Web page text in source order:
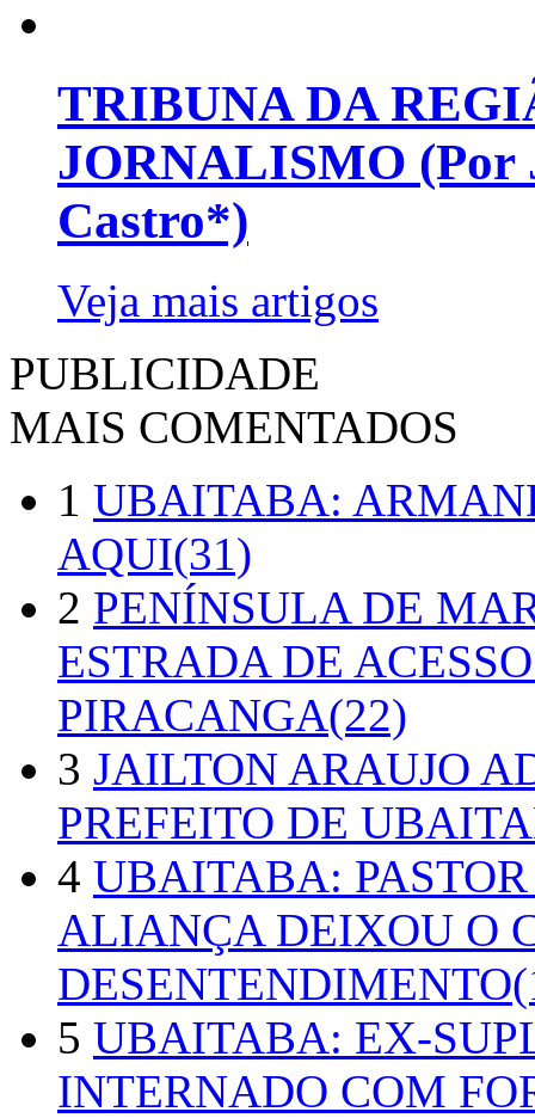
TRIBUNA DA
JORNALISMO (Por
Castro*)
Veja mais artigos
PUBLICIDADE
MAIS COMENTADOS
1 UBAITABA:
AQUI(31)
2 PENÍNSULA DE
ESTRADA DE
PIRACANGA(22)
3 JAILTON ARAUJO
PREFEITO DE
4 UBAITABA:
ALIANÇA DEIXOU O
5 UBAITABA: EX-
INTERNADO COM